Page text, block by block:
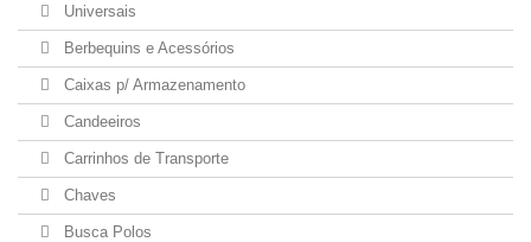
Universais
Berbequins e Acessórios
Caixas p/ Armazenamento
Candeeiros
Carrinhos de Transporte
Chaves
Busca Polos